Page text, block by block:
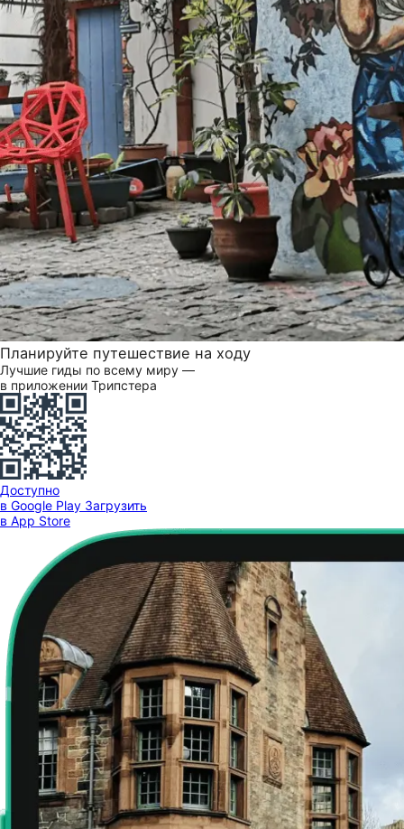
Планируйте путешествие на ходу
Лучшие гиды по всему миру —
в приложении Трипстера
Доступно
в Google Play Загрузить
в App Store